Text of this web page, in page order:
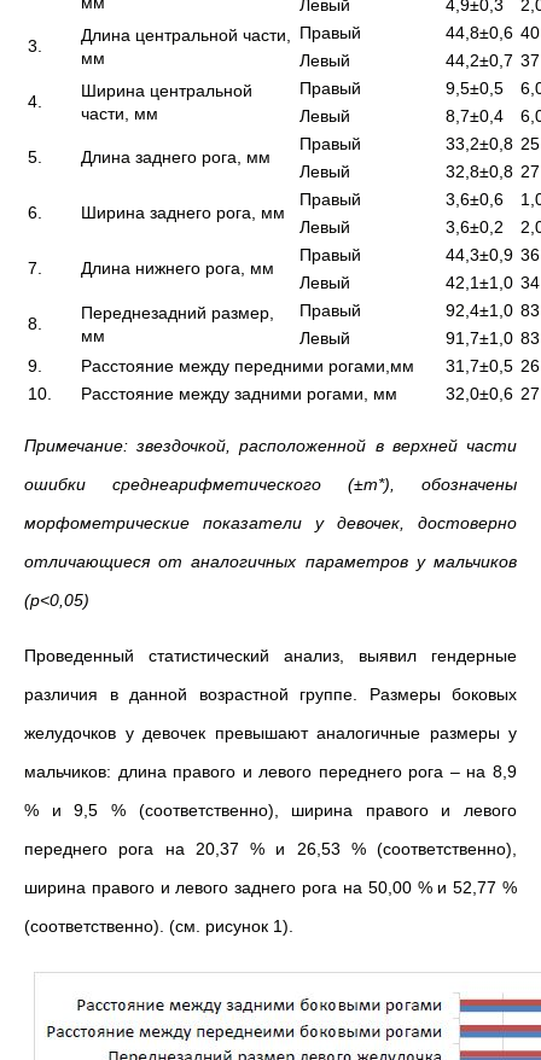
Левый 4,9±0,3
3.
Длина центральной части,
мм
Правый 44,8±0,6
Левый
44,2±0,7
4.
Ширина центральной
части, мм
Правый 9,5±0,5
Левый
8,7±0,4
5. Длина заднего рога, мм
Правый 33,2±0,8
Левый
32,8±0,8
6. Ширина заднего рога, мм
Правый 3,6±0,6
Левый
3,6±0,2
7. Длина нижнего рога, мм
Правый 44,3±0,9
Левый
42,1±1,0
8.
Переднезадний размер,
мм
Правый 92,4±1,0
Левый
91,7±1,0
9.
Расстояние между передними рогами,мм 31,7±0,5
10.
Расстояние между задними рогами, мм 32,0±0,6
Примечание: звездочкой, расположенной в верхней части
ошибки среднеарифметического (±m*), обозначены
морфометрические показатели у девочек, достоверно
отличающиеся от аналогичных параметров у мальчиков
(p<0,05)
Проведенный статистический анализ, выявил гендерные
различия в данной возрастной группе. Размеры боковых
желудочков у девочек превышают аналогичные размеры у
мальчиков: длина правого и левого переднего рога – на 8,9
% и 9,5 % (соответственно), ширина правого и левого
переднего рога на 20,37 % и 26,53 % (соответственно),
ширина правого и левого заднего рога на 50,00 % и 52,77 %
(соответственно). (см. рисунок 1).